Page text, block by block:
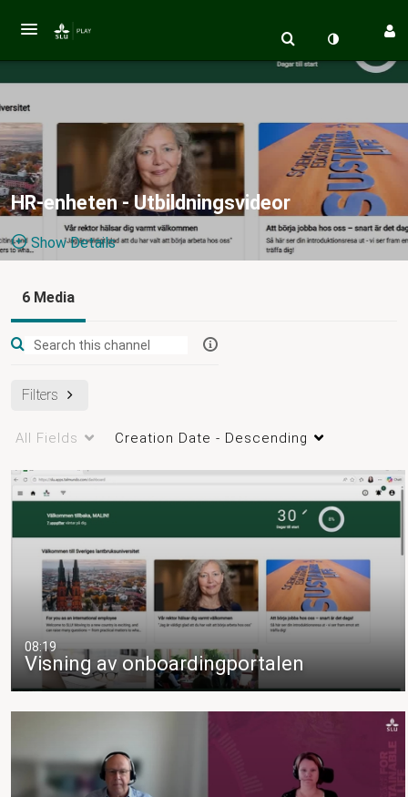
HR-enheten - Utbildningsvideor
Show Details
Managers
utbildning
6 Media
Filters
All Fields Creation Date - Descending
08:19
Visning av onboardingportalen